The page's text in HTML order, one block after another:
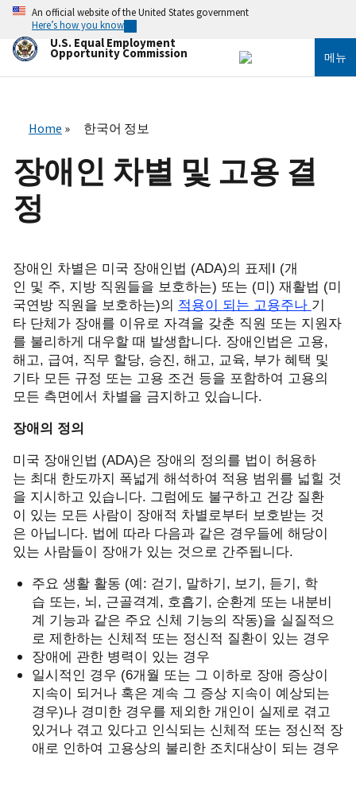
로
An official website of the United States government
Here’s how you know
U.S. Equal Employment
Opportunity Commission 메뉴
Home 한국어 정보
장애인 차별 및 고용 결
정
장애인 차별은 미국 장애인법 (ADA)의 표제 I (개
인 및 주, 지방 직원들을 보호하는) 또는 (미) 재활법 (미
국연방 직원을 보호하는)의 적용이 되는 고용주나 기
타 단체가 장애를 이유로 자격을 갖춘 직원 또는 지원자
를 불리하게 대우할 때 발생합니다. 장애인법은 고용,
해고, 급여 , 직무 할당, 승진, 해고, 교육, 부가 혜택 및
기타 모든 규정 또는 고용 조건 등을 포함하여 고용의
모든 측면에서 차별을 금지하고 있습니다.
장애의 정의
미국 장애인법 (ADA)은 장애의 정의를 법이 허용하
는 최대 한도까지 폭넓게 해석하여 적용 범위를 넓힐 것
을 지시하고 있습니다. 그럼에도 불구하고 건강 질환
이 있는 모든 사람이 장애적 차별로부터 보호받는 것
은 아닙니다. 법에 따라 다음과 같은 경우들에 해당이
있는 사람들이 장애가 있는 것으로 간주됩니다.
주요 생활 활동 (예 : 걷기 , 말하기 , 보기 , 듣기 , 학
습 또는, 뇌 , 근골격계 , 호흡기 , 순환계 또는 내분비
계 기능과 같은 주요 신체 기능의 작동)을 실질적으
로 제한하는 신체적 또는 정신적 질환이 있는 경우
장애에 관한 병력이 있는 경우
일시적인 경우 (6개월 또는 그 이하로 장애 증상이
지속이 되거나 혹은 계속 그 증상 지속이 예상되는
경우)나 경미한 경우를 제외한 개인이 실제로 겪고
있거나 겪고 있다고 인식되는 신체적 또는 정신적 장
애로 인하여 고용상의 불리한 조치대상이 되는 경우